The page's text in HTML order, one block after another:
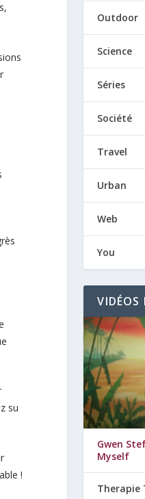
su
!
Outdoor
Science
Séries
Société
Travel
Urban
Web
You
VIDÉOS
Gwen
Myself
Therapie